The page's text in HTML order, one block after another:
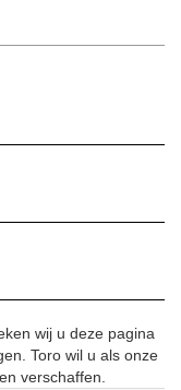
wij u deze pagina
Toro wil u als onze
verschaffen.